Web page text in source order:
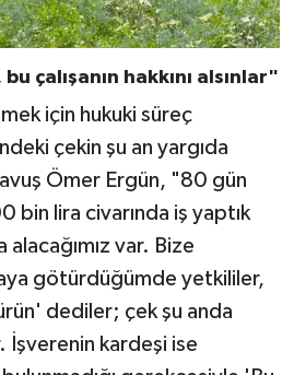
çalışanın hakkını alsınlar"
için hukuki süreç
çekin şu an yargıda
Ömer Ergün, "80 gün
bin lira civarında iş yaptık
var. Bize
götürdüğümde yetkililer,
dediler; çek şu anda
İşverenin kardeşi ise